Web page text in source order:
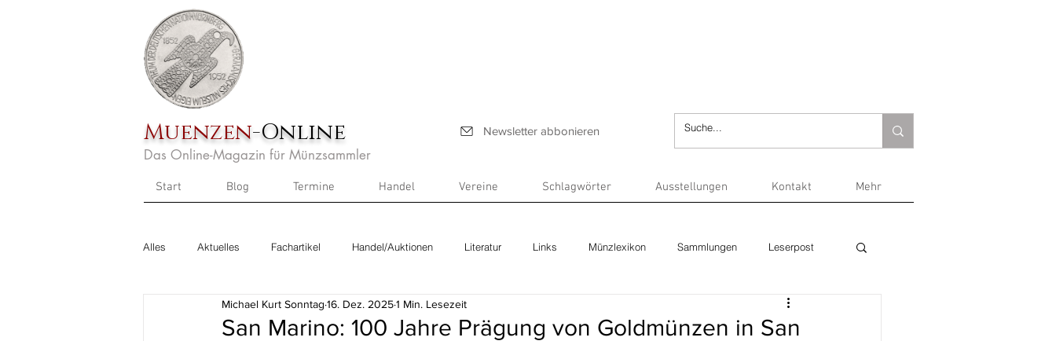
Muenzen-Online Newsletter abbonieren
Das Online-Magazin für Münzsammler
Start Blog Termine Handel Vereine Schlagwörter Ausstellungen Kontakt Mehr
Alles Aktuelles Fachartikel Handel/Auktionen Literatur Links Münzlexikon Sammlungen Leserpost
San Marino: 100 Jahre Prägung von Goldmünzen in San
Michael Kurt Sonntag 16. Dez. 20251 Min. Lesezeit